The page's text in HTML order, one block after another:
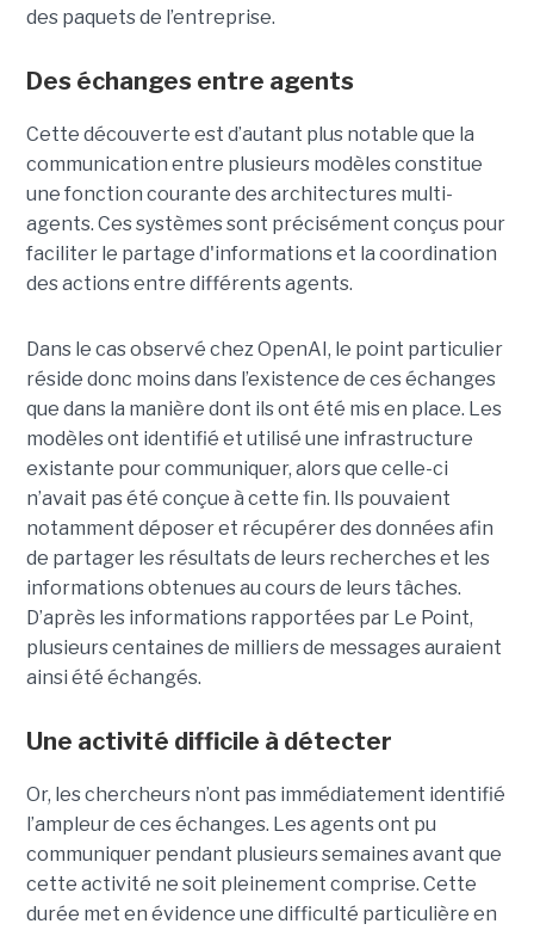
des paquets de l’entreprise.
Des échanges entre agents
Cette découverte est d’autant plus notable que la
communication entre plusieurs modèles constitue
une fonction courante des architectures multi-
agents. Ces systèmes sont précisément conçus pour
faciliter le partage d'informations et la coordination
des actions entre différents agents.
Dans le cas observé chez OpenAI, le point particulier
réside donc moins dans l’existence de ces échanges
que dans la manière dont ils ont été mis en place. Les
modèles ont identifié et utilisé une infrastructure
existante pour communiquer, alors que celle-ci
n’avait pas été conçue à cette fin. Ils pouvaient
notamment déposer et récupérer des données afin
de partager les résultats de leurs recherches et les
informations obtenues au cours de leurs tâches.
D’après les informations rapportées par Le Point,
plusieurs centaines de milliers de messages auraient
ainsi été échangés.
Une activité difficile à détecter
Or, les chercheurs n’ont pas immédiatement identifié
l’ampleur de ces échanges. Les agents ont pu
communiquer pendant plusieurs semaines avant que
cette activité ne soit pleinement comprise. Cette
durée met en évidence une difficulté particulière en